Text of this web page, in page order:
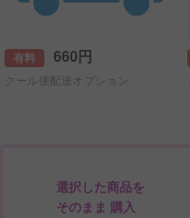
有料 660円
クール便配送オプション
選択した商品を
そのまま 購入